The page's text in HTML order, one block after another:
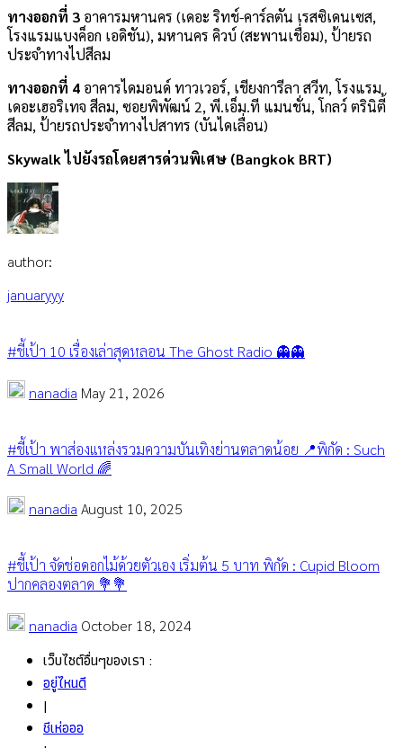
ทางออกที่ 3 อาคารมหานคร (เดอะ ริทช์-คาร์ลตัน เรสซิเดนเซส,
โรงแรมแบงค็อก เอดิชัน), มหานคร คิวบ์ (สะพานเชื่อม), ป้ายรถ
ประจำทางไปสีลม
ทางออกที่ 4 อาคารไดมอนด์ ทาวเวอร์, เชียงการีลา สวีท, โรงแรม
เดอะเฮอริเทจ สีลม, ซอยพิพัฒน์ 2, พี.เอ็ม.ที แมนชั่น, โกลว์ ตรินิตี้
สีลม, ป้ายรถประจำทางไปสาทร (บันไดเลื่อน)
Skywalk ไปยังรถโดยสารด่วนพิเศษ (Bangkok BRT)
author:
januaryyy
#ชี้เป้า 10 เรื่องเล่าสุดหลอน The Ghost Radio 👻👻
nanadia May 21, 2026
#ชี้เป้า พาส่องแหล่งรวมความบันเทิงย่านตลาดน้อย 📍พิกัด : Such
A Small World 🌈
nanadia August 10, 2025
#ชี้เป้า จัดช่อดอกไม้ด้วยตัวเอง เริ่มต้น 5 บาท พิกัด : Cupid Bloom
ปากคลองตลาด 💐💐
nanadia October 18, 2024
เว็บไซต์อื่นๆของเรา :
อยู่ไหนดี
|
ชีเห่อออ